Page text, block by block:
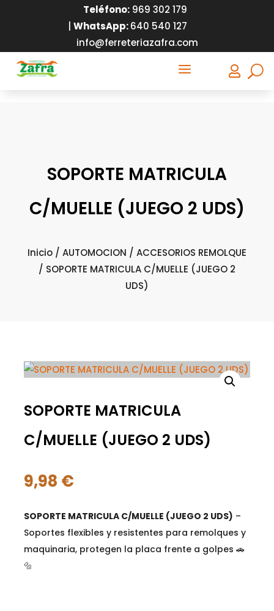
Teléfono:969 302 179
WhatsApp:640 540 127
info@ferreteriazafra.com
a 
SOPORTE MATRICULA
C/MUELLE (JUEGO 2 UDS)
Inicio/ AUTOMOCION / ACCESORIOS REMOLQUE
/ SOPORTE MATRICULA C/MUELLE (JUEGO 2
UDS)
SOPORTE MATRICULA
C/MUELLE (JUEGO 2 UDS)
9,98 €
SOPORTE MATRICULA C/MUELLE (JUEGO 2 UDS) –
Soportes flexibles y resistentes para remolques y
maquinaria, protegen la placa frente a golpes 🚗
🔩